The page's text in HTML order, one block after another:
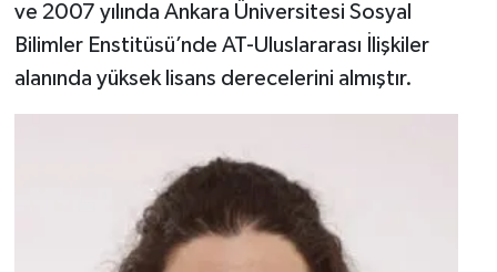
ve 2007 yılında Ankara Üniversitesi Sosyal
Bilimler Enstitüsü’nde AT-Uluslararası İlişkiler
alanında yüksek lisans derecelerini almıştır.